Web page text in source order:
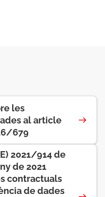
les
al article
679
2021/914 de
de 2021
contractuals
de dades